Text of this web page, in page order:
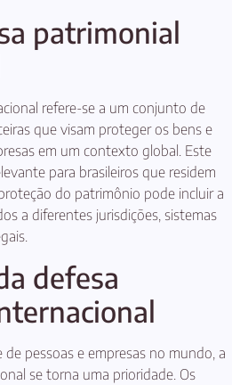
patrimonial
refere-se a um conjunto de
que visam proteger os bens e
em um contexto global. Este
para brasileiros que residem
do patrimônio pode incluir a
a diferentes jurisdições, sistemas
defesa
pessoas e empresas no mundo, a
se torna uma prioridade. Os